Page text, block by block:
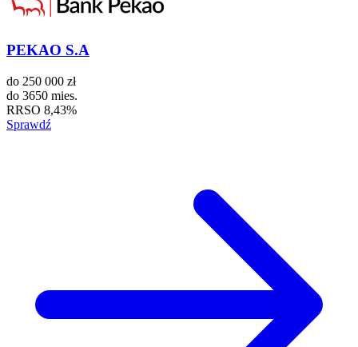
PEKAO S.A
do 250 000 zł
do 3650 mies.
RRSO 8,43%
Sprawdź